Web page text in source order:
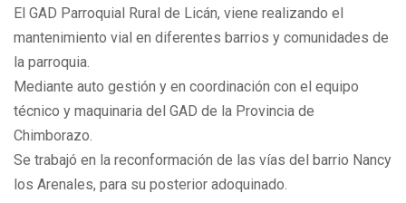
El GAD Parroquial Rural de Licán, viene realizando el
mantenimiento vial en diferentes barrios y comunidades de
la parroquia.
Mediante auto gestión y en coordinación con el equipo
técnico y maquinaria del GAD de la Provincia de
Chimborazo.
Se trabajó en la reconformación de las vías del barrio Nancy
los Arenales, para su posterior adoquinado.